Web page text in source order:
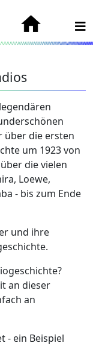
über die ersten
um 1923 von
die vielen
Loewe,
- bis zum Ende
und ihre
an dieser
an